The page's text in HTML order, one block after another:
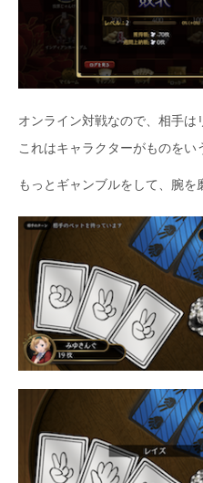
オンライン対戦なので、相手
これはキャラクターがものをい
もっとギャンブルをして、腕を